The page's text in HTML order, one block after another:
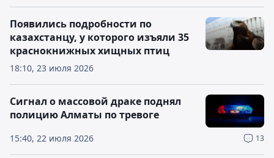
18:10, 23 июля 2026
Появились подробности по
казахстанцу, у которого изъяли 35
краснокнижных хищных птиц
15:40, 22 июля 2026 13
Сигнал о массовой драке поднял
полицию Алматы по тревоге